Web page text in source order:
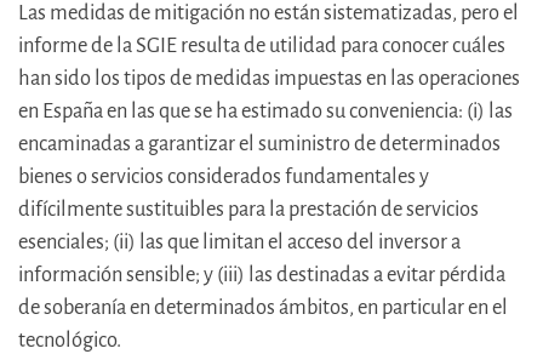
Las medidas de mitigación no están sistematizadas, pero el
informe de la SGIE resulta de utilidad para conocer cuáles
han sido los tipos de medidas impuestas en las operaciones
en España en las que se ha estimado su conveniencia: (i) las
encaminadas a garantizar el suministro de determinados
bienes o servicios considerados fundamentales y
difícilmente sustituibles para la prestación de servicios
esenciales; (ii) las que limitan el acceso del inversor a
información sensible; y (iii) las destinadas a evitar pérdida
de soberanía en determinados ámbitos, en particular en el
tecnológico.